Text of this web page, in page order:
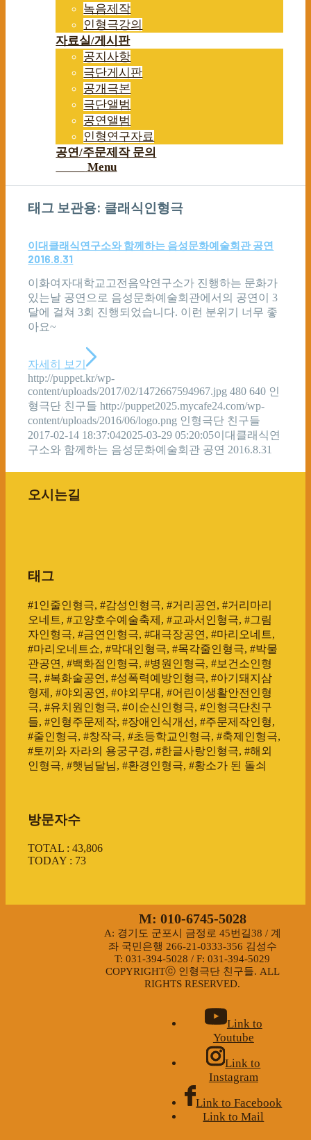
녹음제작
인형극강의
자료실/게시판
공지사항
극단게시판
공개극본
극단앨범
공연앨범
인형연구자료
공연/주문제작 문의
Menu
태그 보관용: 클래식인형극
이대클래식연구소와 함께하는 음성문화예술회관 공연
2016.8.31
이화여자대학교고전음악연구소가 진행하는 문화가
있는날 공연으로 음성문화예술회관에서의 공연이 3
달에 걸쳐 3회 진행되었습니다. 이런 분위기 너무 좋
아요~
자세히 보기
http://puppet.kr/wp-
content/uploads/2017/02/1472667594967.jpg 480 640 인
형극단 친구들 http://puppet2025.mycafe24.com/wp-
content/uploads/2016/06/logo.png 인형극단 친구들
2017-02-14 18:37:042025-03-29 05:20:05이대클래식연
구소와 함께하는 음성문화예술회관 공연 2016.8.31
오시는길
태그
#1인줄인형극, #감성인형극, #거리공연, #거리마리
오네트, #고양호수예술축제, #교과서인형극, #그림
자인형극, #금연인형극, #대극장공연, #마리오네트,
#마리오네트쇼, #막대인형극, #목각줄인형극, #박물
관공연, #백화점인형극, #병원인형극, #보건소인형
극, #복화술공연, #성폭력예방인형극, #아기돼지삼
형제, #야외공연, #야외무대, #어린이생활안전인형
극, #유치원인형극, #이순신인형극, #인형극단친구
들, #인형주문제작, #장애인식개선, #주문제작인형,
#줄인형극, #창작극, #초등학교인형극, #축제인형극,
#토끼와 자라의 용궁구경, #한글사랑인형극, #해외
인형극, #햇님달님, #환경인형극, #황소가 된 돌쇠
방문자수
TOTAL : 43,806
TODAY : 73
M: 010-6745-5028
A: 경기도 군포시 금정로 45번길38 / 계
좌 국민은행 266-21-0333-356 김성수
T: 031-394-5028 / F: 031-394-5029
COPYRIGHTⓒ 인형극단 친구들. ALL
RIGHTS RESERVED.
Link to
Youtube
Link to
Instagram
Link to Facebook
Link to Mail